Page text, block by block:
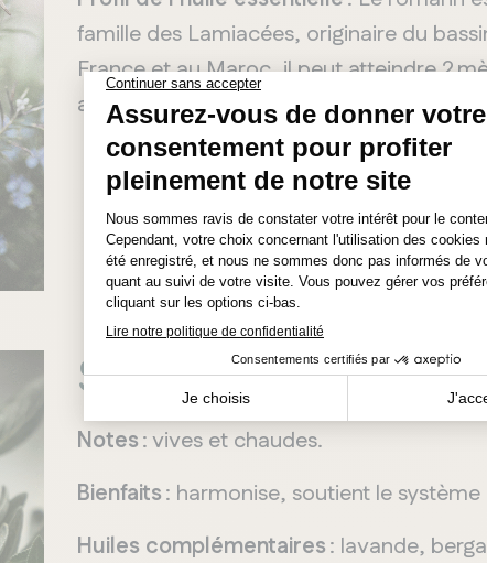
MANITOBA
Winnipeg
famille des Lamiacées, originaire du
France et au Maroc, il peut atteindre 2
argenté et des fleurs bleues.
Sauge
Notes: vives et chaudes.
Bienfaits: harmonise, soutient le
Huiles complémentaires: lavande,